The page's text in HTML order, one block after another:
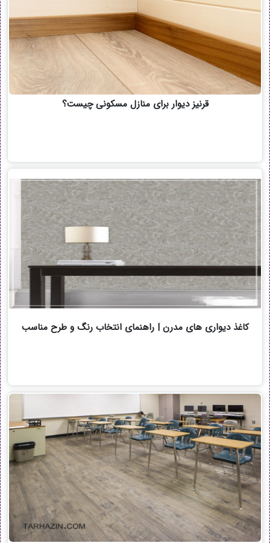
قرنیز دیوار برای منازل مسکونی چیست؟
کاغذ دیواری های مدرن | راهنمای انتخاب رنگ و طرح مناسب